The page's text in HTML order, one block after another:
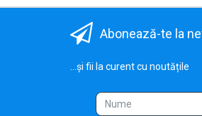
Abonează-te la
...și fii la curent cu noutățile